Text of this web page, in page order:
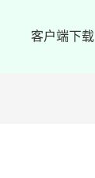
客户端下载